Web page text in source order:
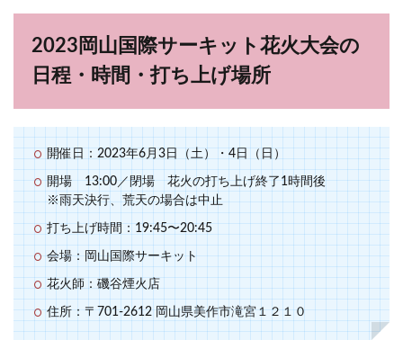
2023岡山国際サーキット花火大会の
日程・時間・打ち上げ場所
開催日：2023年6月3日（土）・4日（日）
開場 13:00／閉場 花火の打ち上げ終了1時間後
※雨天決行、荒天の場合は中止
打ち上げ時間：19:45〜20:45
会場：岡山国際サーキット
花火師：磯谷煙火店
住所：〒701-2612 岡山県美作市滝宮１２１０